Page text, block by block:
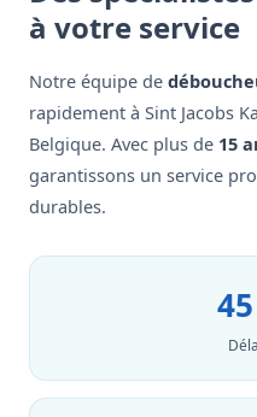
à votre service
Notre équipe de
rapidement à Sint Jacobs
Belgique. Avec plus de 15
garantissons un service
durables.